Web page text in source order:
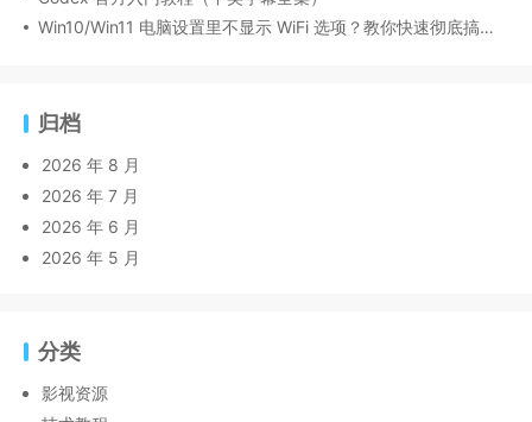
Win10/Win11 电脑设置里不显示 WiFi 选项？教你快速彻底搞定！
归档
2026 年 8 月
2026 年 7 月
2026 年 6 月
2026 年 5 月
分类
影视资源